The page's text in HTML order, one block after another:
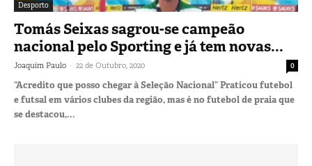
Desporto
Tomás Seixas sagrou-se campeão
nacional pelo Sporting e já tem novas...
Joaquim Paulo - 22 de Outubro, 2020 0
“Acredito que posso chegar à Seleção Nacional” Praticou futebol
e futsal em vários clubes da região, mas é no futebol de praia que
se destacou,...